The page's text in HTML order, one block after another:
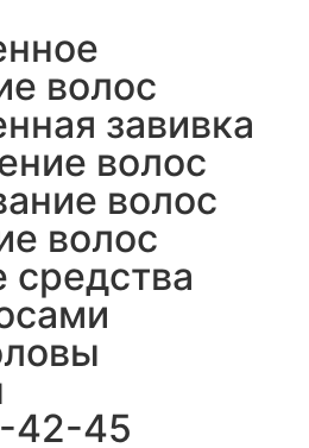
волос
завивка
волос
волос
волос
42-45